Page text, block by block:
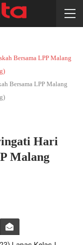
Bersama LPP Malang
Hari
Malang